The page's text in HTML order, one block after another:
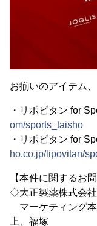
お揃いのアイテム
・リポビタン for
om/sports_taisho
・リポビタン for
ho.co.jp/lipovitan/
【本件に関するお
◇大正製薬株式会社
マーケティング
上、福塚